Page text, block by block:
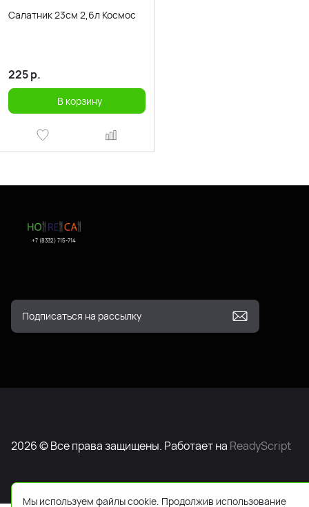
Салатник 23см 2,6л Космос
225р.
В корзину
+7 (8332) 715-714
2026 © Все права защищены. Работает на ReadyScript
Мы используем файлы cookie. Продолжив использование